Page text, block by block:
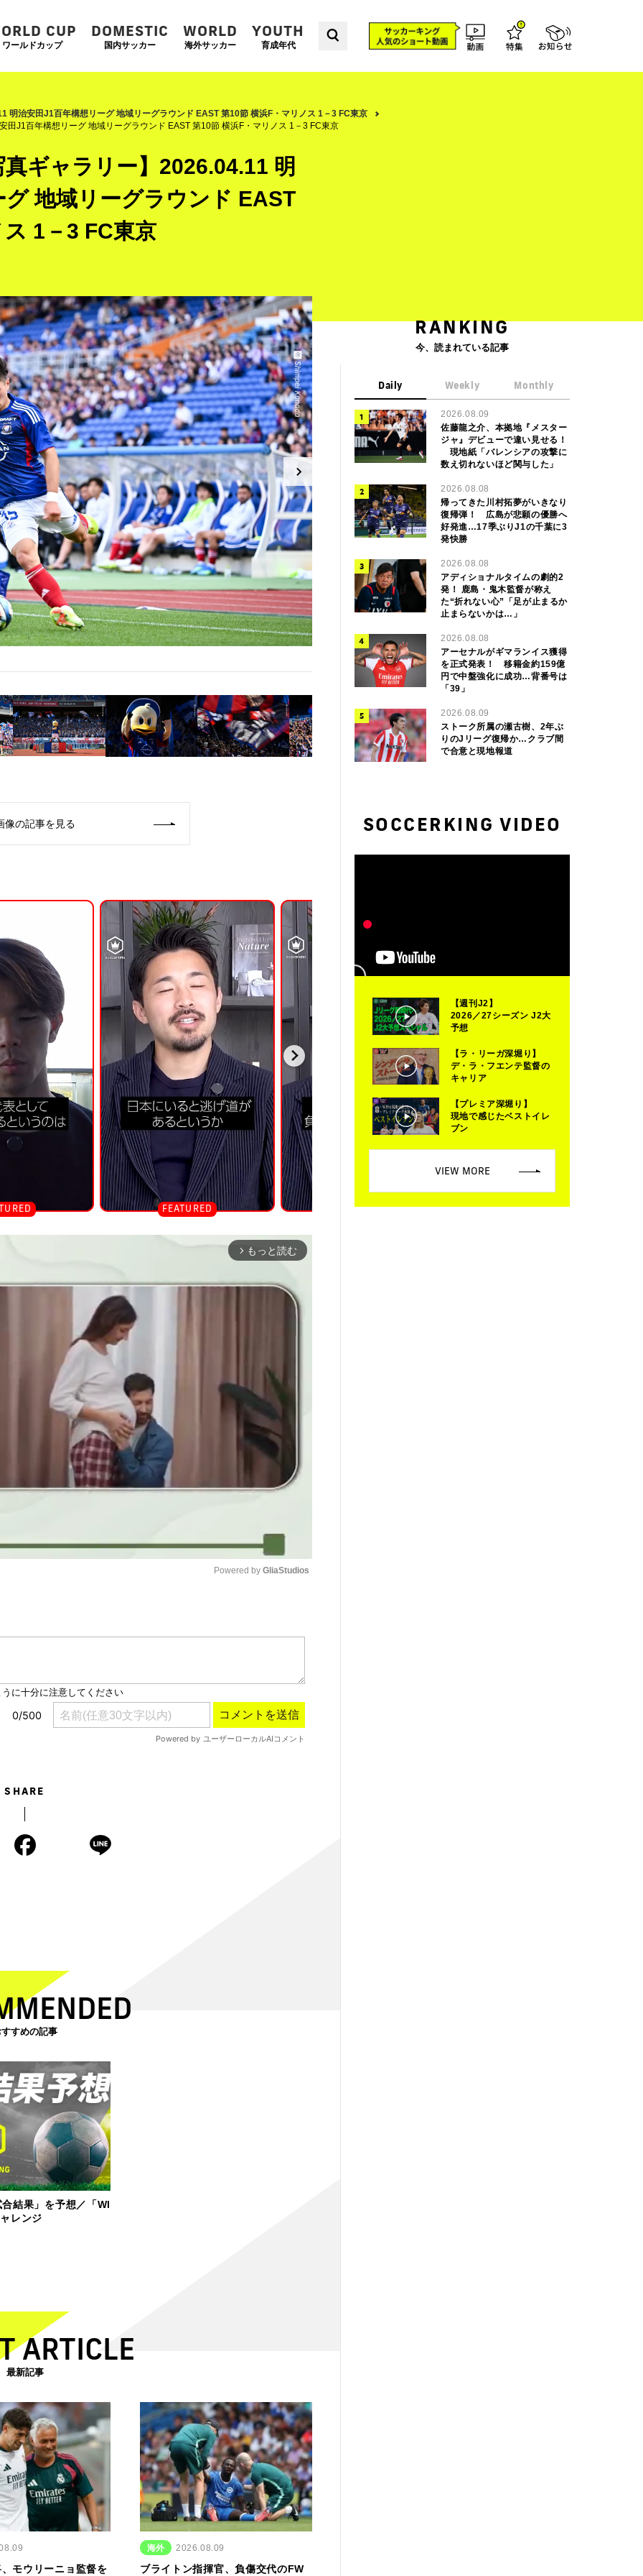
CUP
ワールドカップ
DOMESTIC
国内サッカー
WORLD
海外サッカー
YOUTH
育成年代
明治安田J1百年構想リーグ 地域リーグラウンド EAST 第10節 横浜F・マリノス 1－3 FC東京
J1百年構想リーグ 地域リーグラウンド EAST 第10節 横浜F・マリノス 1－3 FC東京
ギャラリー】2026.04.11 明
地域リーグラウンド EAST
1－3 FC東京
像の記事を見る
arrow_forward_ios もっと読む
Powered by GliaStudios
SHARE
すめの記事
結果」を予想／「WI
レンジ
ARTICLE
最新記事
モウリーニョ監督を
海外 2026.08.09
ブライトン指揮官、負傷交代のFW
RANKING
今、読まれている記事
Daily Weekly Monthly
2026.08.09
佐藤龍之介、本拠地『メスター
ジャ』デビューで違い見せる！
現地紙「バレンシアの攻撃に
数え切れないほど関与した」
2026.08.08
帰ってきた川村拓夢がいきなり
復帰弾！ 広島が悲願の優勝へ
好発進…17季ぶりJ1の千葉に3
発快勝
2026.08.08
アディショナルタイムの劇的2
発！ 鹿島・鬼木監督が称え
た“折れない心”「足が止まるか
止まらないかは…」
2026.08.08
アーセナルがギマランイス獲得
を正式発表！ 移籍金約159億
円で中盤強化に成功…背番号は
「39」
2026.08.09
ストーク所属の瀬古樹、2年ぶ
りのJリーグ復帰か…クラブ間
で合意と現地報道
SOCCERKING VIDEO
【週刊J2】
2026／27シーズン J2大
予想
【ラ・リーガ深堀り】
デ・ラ・フエンテ監督の
キャリア
【プレミア深堀り】
現地で感じたベストイレ
ブン
VIEW MORE